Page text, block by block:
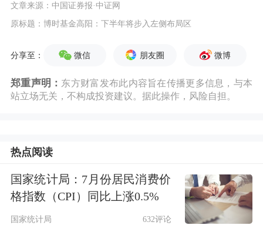
文章来源：中国证券报·中证网
原标题：博时基金高阳：下半年将步入左侧布局区
分享至： 微信 朋友圈 微博
郑重声明： 东方财富发布此内容旨在传播更多信息，与本
站立场无关，不构成投资建议。据此操作，风险自担。
热点阅读
国家统计局：7月份居民消费价
格指数（CPI）同比上涨0.5%
国家统计局 632评论